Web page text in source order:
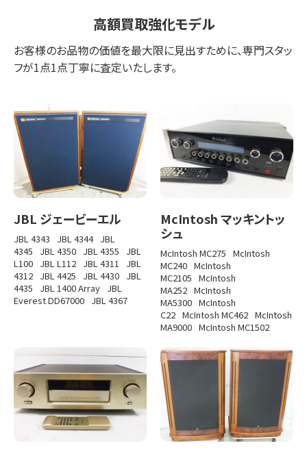
高額買取強化モデル
お客様のお品物の価値を最大限に見出すために、専門スタッ
フが1点1点丁寧に査定いたします。
JBL ジェービーエル
JBL 4343 JBL 4344 JBL
4345
JBL 4350 JBL 4355
JBL
L100 JBL L112 JBL 4311
JBL
4312 JBL 4425 JBL 4430 JBL
4435
JBL 1400 Array JBL
Everest DD67000 JBL 4367
McIntosh マッキントッ
シュ
McIntosh MC275 McIntosh
MC240 McIntosh
MC2105 McIntosh
MA252 McIntosh
MA5300 McIntosh
C22 McIntosh MC462 McIntosh
MA9000 McIntosh MC1502